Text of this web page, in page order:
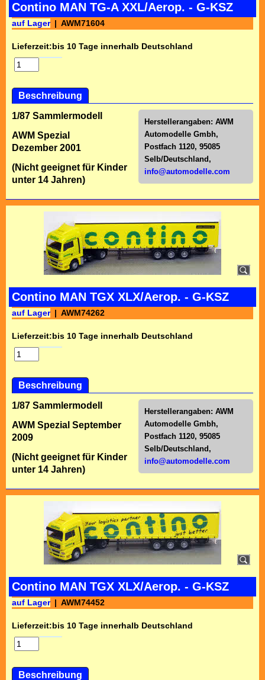
Contino MAN TG-A XXL/Aerop. - G-KSZ
auf Lager AWM71604
Lieferzeit:bis 10 Tage innerhalb Deutschland
Beschreibung
Herstellerangaben: AWM
Automodelle Gmbh,
Postfach 1120, 95085
Selb/Deutschl and,
info@automodelle.com
1/87 Sammlermodell
AWM Spezial
Dezember 2001
(Nicht geeignet für Kinder
unter 14 Jahren)
Contino MAN TGX XLX/Aerop. - G-KSZ
auf Lager AWM74262
Lieferzeit:bis 10 Tage innerhalb Deutschland
Beschreibung
Herstellerangaben: AWM
Automodelle Gmbh,
Postfach 1120, 95085
Selb/Deutschl and,
info@automodelle.com
1/87 Sammlermodell
AWM Spezial September
2009
(Nicht geeignet für Kinder
unter 14 Jahren)
Contino MAN TGX XLX/Aerop. - G-KSZ
auf Lager AWM74452
Lieferzeit:bis 10 Tage innerhalb Deutschland
Beschreibung